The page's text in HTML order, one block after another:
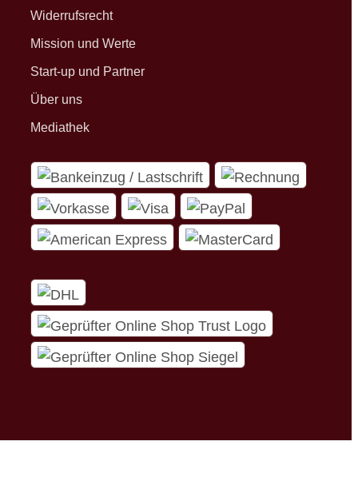
Widerrufsrecht
Mission und Werte
Start-up und Partner
Über uns
Mediathek